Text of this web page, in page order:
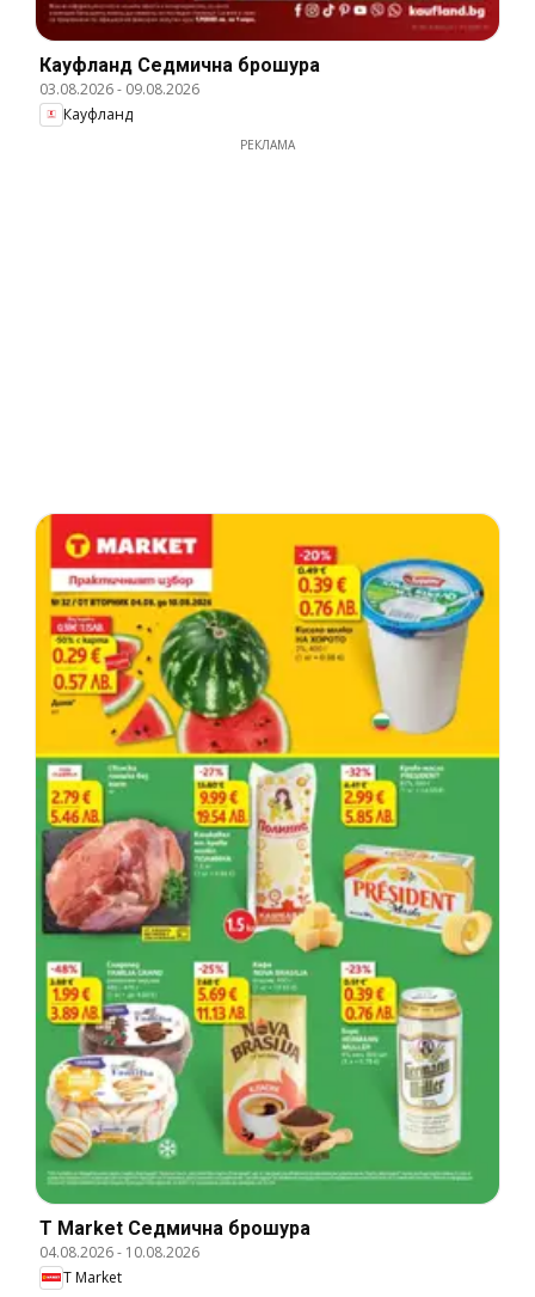
Кауфланд Cедмична брошура
03.08.2026- 09.08.2026
Кауфланд
РЕКЛАМА
T Market Cедмична брошура
04.08.2026- 10.08.2026
T Market